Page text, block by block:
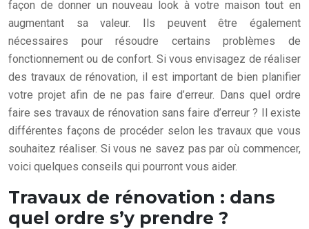
façon de donner un nouveau look à votre maison tout en
augmentant sa valeur. Ils peuvent être également
nécessaires pour résoudre certains problèmes de
fonctionnement ou de confort. Si vous envisagez de réaliser
des travaux de rénovation, il est important de bien planifier
votre projet afin de ne pas faire d’erreur. Dans quel ordre
faire ses travaux de rénovation sans faire d’erreur ? Il existe
différentes façons de procéder selon les travaux que vous
souhaitez réaliser. Si vous ne savez pas par où commencer,
voici quelques conseils qui pourront vous aider.
Travaux de rénovation : dans
quel ordre s’y prendre ?